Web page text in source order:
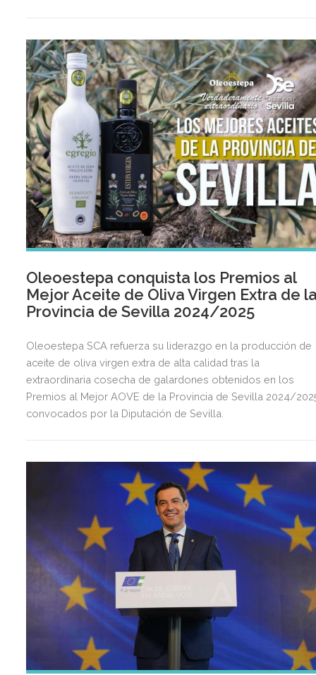
el que han pasado músicos de renombre como Tomatito,
Kiko Veneno, Toquinho y Camilla Faustino o Salvador
Oleoestepa conquista los Premios al
Mejor Aceite de Oliva Virgen Extra de
Provincia de Sevilla 2024/2025
Oleoestepa SCA refuerza su liderazgo en la producción de
aceite de oliva virgen extra de alta calidad tras la
extraordinaria cosecha de galardones obtenidos en los
Premios al Mejor AOVE de la Provincia de Sevilla 2024/
convocados por la Diputación de Sevilla.